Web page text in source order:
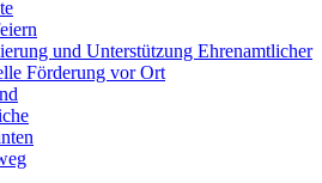
und Unterstützung Ehrenamtlicher
Förderung vor Ort